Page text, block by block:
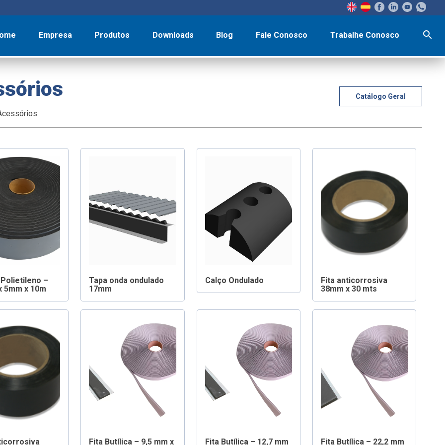
Empresa Produtos Downloads Blog Fale Conosco Trabalhe Conosco search
Catálogo Geral
–
5mm x 10m
Tapa onda ondulado
17mm
Calço Ondulado
Fita anticorrosiva
38mm x 30 mts
Fita Butílica – 9,5 mm x
Fita Butílica – 12,7 mm
Fita Butílica – 22,2 mm